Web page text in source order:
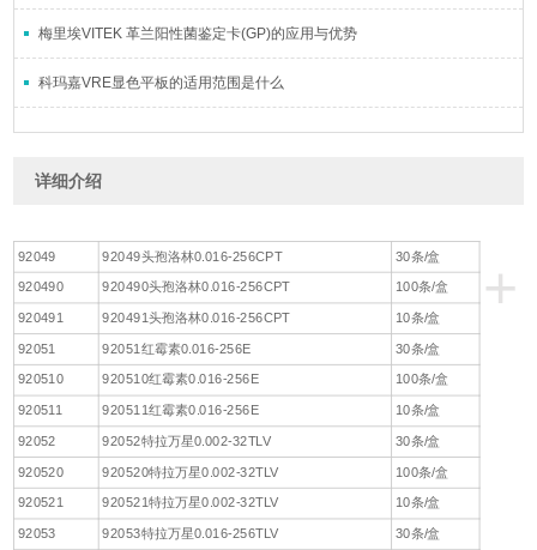
梅里埃VITEK 革兰阳性菌鉴定卡(GP)的应用与优势
科玛嘉VRE显色平板的适用范围是什么
详细介绍
+
92049 92049头孢洛林0.016-256CPT 30条/盒
920490 920490头孢洛林0.016-256CPT 100条/盒
920491 920491头孢洛林0.016-256CPT 10条/盒
92051 92051红霉素0.016-256E 30条/盒
920510 920510红霉素0.016-256E 100条/盒
920511 920511红霉素0.016-256E 10条/盒
92052 92052特拉万星0.002-32TLV
30条/盒
920520
920520特拉万星0.002-32TLV 100条/盒
920521 920521特拉万星0.002-32TLV 10条/盒
92053 92053特拉万星0.016-256TLV 30条/盒